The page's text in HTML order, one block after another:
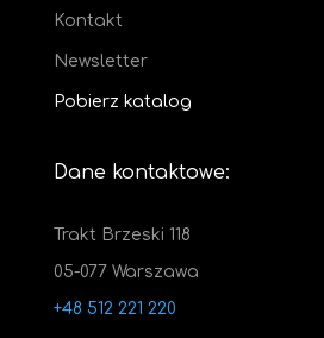
Kontakt
Newsletter
Pobierz katalog
Dane kontaktowe:
Trakt Brzeski 118
05-077 Warszawa
+48 512 221 220